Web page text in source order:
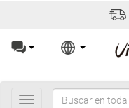
Toggle